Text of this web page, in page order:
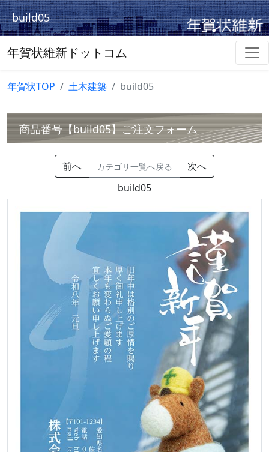
build05
年賀状維新ドットコム
年賀状TOP 土木建築 build05
商品番号【build05】ご注文フォーム
前へ カテゴリ一覧へ戻る
次へ
build05